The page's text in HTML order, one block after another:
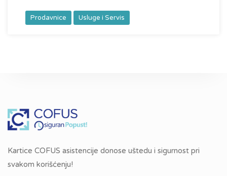
Prodavnice Usluge i Servis
Kartice COFUS asistencije donose uštedu i sigurnost pri
svakom korišćenju!